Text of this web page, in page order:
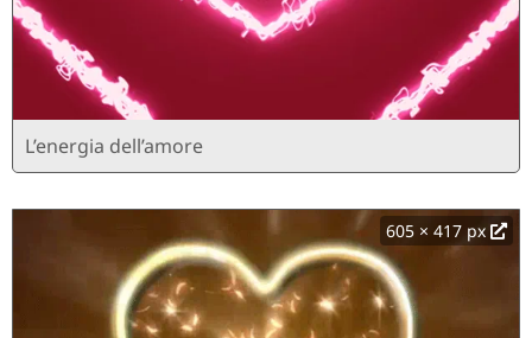
L’energia dell’amore
605 × 417 px